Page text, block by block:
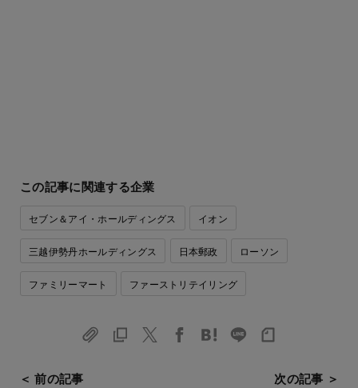
この記事に関連する企業
セブン＆アイ・ホールディングス イオン
三越伊勢丹ホールディングス 日本郵政 ローソン
ファミリーマート ファーストリテイリング
＜ 前の記事 次の記事 ＞